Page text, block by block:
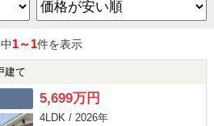
1～1件を表示
建て
5,699万円
4LDK / 2026年